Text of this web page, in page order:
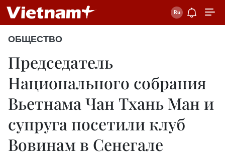
ОБЩЕСТВО
Председатель
Национального собрания
Вьетнама Чан Тхань Ман и
супруга посетили клуб
Вовинам в Сенегале